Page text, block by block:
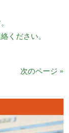
ください。
次のページ »